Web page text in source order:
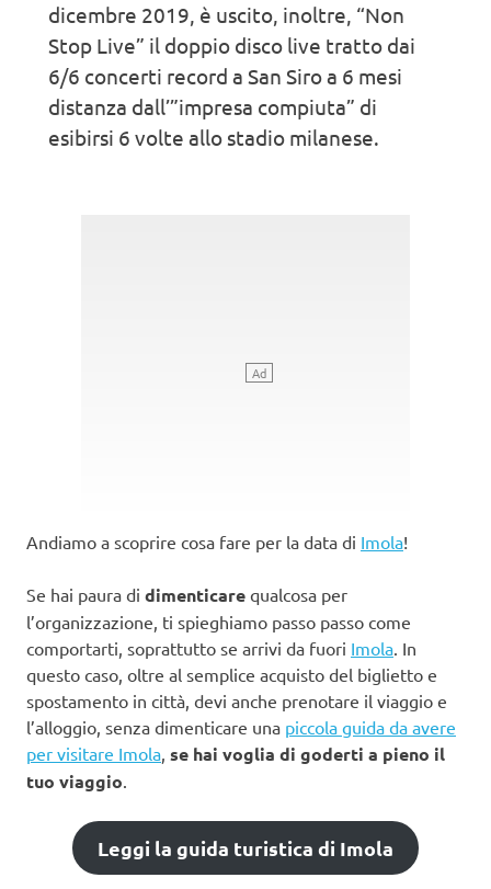
dicembre 2019, è uscito, inoltre, “Non
Stop Live” il doppio disco live tratto dai
6/6 concerti record a San Siro a 6 mesi
distanza dall’”impresa compiuta” di
esibirsi 6 volte allo stadio milanese.
Andiamo a scoprire cosa fare per la data di Imola!
Se hai paura di dimenticare qualcosa per
l’organizzazione, ti spieghiamo passo passo come
comportarti, soprattutto se arrivi da fuori Imola . In
questo caso, oltre al semplice acquisto del biglietto e
spostamento in città, devi anche prenotare il viaggio e
l’alloggio, senza dimenticare una piccola guida da avere
per visitare Imola se hai voglia di goderti a pieno il
tuo viaggio
Leggi la guida turistica di Imola